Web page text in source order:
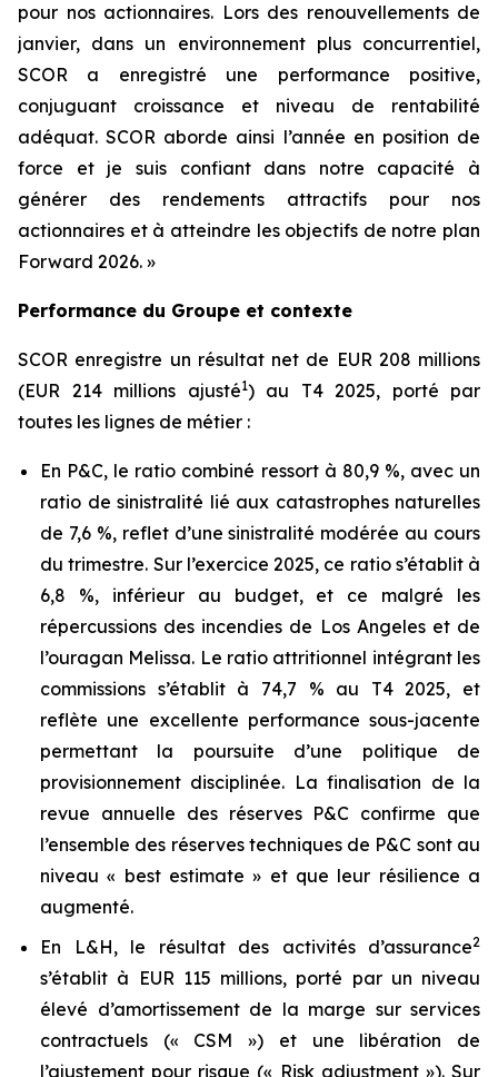
pour nos actionnaires. Lors des renouvellements de
janvier, dans un environnement plus concurrentiel,
SCOR a enregistré une performance positive,
conjuguant croissance et niveau de rentabilité
adéquat. SCOR aborde ainsi l’année en position de
force et je suis confiant dans notre capacité à
générer des rendements attractifs pour nos
actionnaires et à atteindre les objectifs de notre plan
Forward 2026. »
Performance du Groupe et contexte
SCOR enregistre un résultat net de EUR 208 millions
(EUR 214 millions ajusté1) au T4 2025, porté par
toutes les lignes de métier :
En P&C, le ratio combiné ressort à 80,9 %, avec un
ratio de sinistralité lié aux catastrophes naturelles
de 7,6 %, reflet d’une sinistralité modérée au cours
du trimestre. Sur l’exercice 2025, ce ratio s’établit à
6,8 %, inférieur au budget, et ce malgré les
répercussions des incendies de Los Angeles et de
l’ouragan Melissa. Le ratio attritionnel intégrant les
commissions s’établit à 74,7 % au T4 2025, et
reflète une excellente performance sous-jacente
permettant la poursuite d’une politique de
provisionnement disciplinée. La finalisation de la
revue annuelle des réserves P&C confirme que
l’ensemble des réserves techniques de P&C sont au
niveau « best estimate » et que leur résilience a
augmenté.
En L&H, le résultat des activités d’assurance2
s’établit à EUR 115 millions, porté par un niveau
élevé d’amortissement de la marge sur services
contractuels (« CSM ») et une libération de
l’ajustement pour risque (« Risk adjustment »). Sur